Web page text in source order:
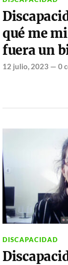
qué me
fuera un
12 julio, 2023 — 0
DISCAPACIDAD